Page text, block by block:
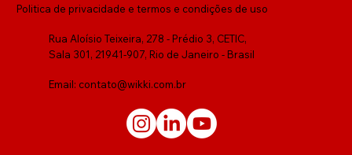
Politica de privacidade e termos e condições de uso
Rua Aloísio Teixeira, 278 - Prédio 3, CETIC,
Sala 301, 21941-907, Rio de Janeiro - Brasil
Email: contato@wikki.com.br